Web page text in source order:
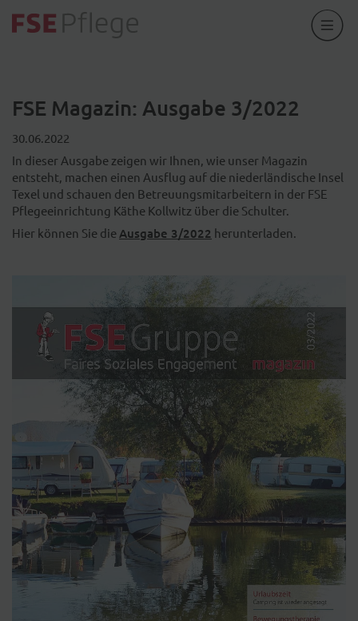
FSE Magazin: Ausgabe 3/2022
30.06.2022
In dieser Ausgabe zeigen wir Ihnen, wie unser Magazin
entsteht, machen einen Ausflug auf die niederländische Insel
Texel und schauen den Betreuungsmitarbeitern in der FSE
Pflegeeinrichtung Käthe Kollwitz über die Schulter.
Hier können Sie dieAusgabe 3/2022 herunterladen.